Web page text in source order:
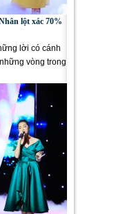
lột xác 70%
lời có cánh
vòng trong